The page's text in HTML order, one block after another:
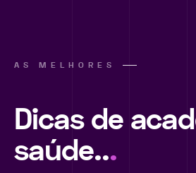
AS MELHORES
Dicas de
saúde...